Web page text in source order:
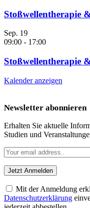
Stoßwellentherapie
Sep. 19
09:00 - 17:00
Stoßwellentherapie
Kalender anzeigen
Newsletter abonnieren
Erhalten Sie aktuelle
Studien und
Mit der Anmeldung
Datenschutzerklärung